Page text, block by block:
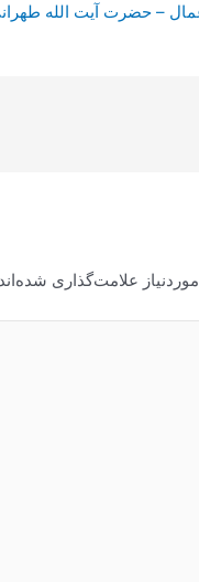
– حضرت آیت الله
علامت‌گذاری شده‌اند